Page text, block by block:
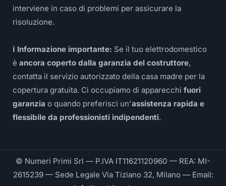
interviene in caso di problemi per assicurare la
risoluzione.
ℹ️ Informazione importante: Se il tuo elettrodomestico
èancora coperto dalla garanzia del costruttore,
contatta il servizio autorizzato della casa madre per la
copertura gratuita. Ci occupiamo di apparecchifuori
garanzia o quando preferisci un'assistenza rapida e
flessibile da professionisti indipendenti.
© Numeri Primi Srl — P.IVA IT11621120960 — REA: MI-
2615239 — Sede Legale Via Tiziano 32, Milano — Email: